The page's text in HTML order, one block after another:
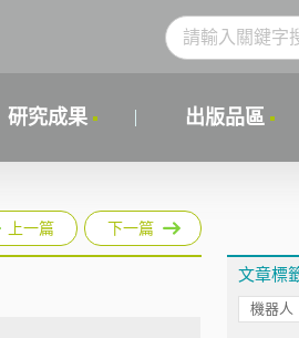
研究成果 出版品區
上一篇 下一篇
文章標
機器人